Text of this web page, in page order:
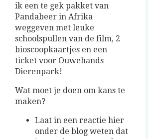
ik een te gek pakket van
Pandabeer in Afrika
weggeven met leuke
schoolspullen van de film, 2
bioscoopkaartjes en een
ticket voor Ouwehands
Dierenpark!
Wat moet je doen om kans te
maken?
Laat in een reactie hier
onder de blog weten dat